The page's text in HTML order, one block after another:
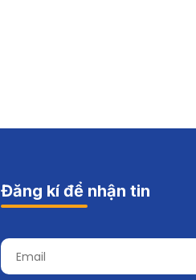
Đăng kí để nhận tin